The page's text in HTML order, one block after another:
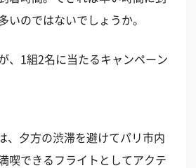
いのではないでしょうか。
、1組2名に当たるキャンペーン
、夕方の渋滞を避けてパリ市内
喫できるフライトとしてアクテ